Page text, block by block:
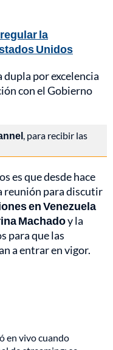
la
Unidos
dupla por excelencia
con el Gobierno
, para recibir las
es que desde hace
reunión para discutir
en Venezuela
Machadoy la
para que las
a entrar en vigor.
en vivo cuando